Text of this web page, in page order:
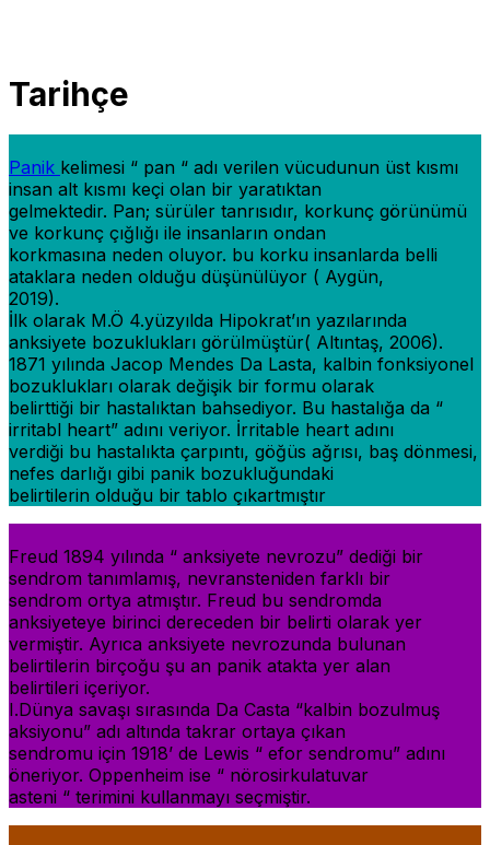
Tarihçe
Panik kelimesi “ pan “ adı verilen vücudunun üst kısmı
insan alt kısmı keçi olan bir yaratıktan
gelmektedir. Pan; sürüler tanrısıdır, korkunç görünümü
ve korkunç çığlığı ile insanların ondan
korkmasına neden oluyor. bu korku insanlarda belli
ataklara neden olduğu düşünülüyor ( Aygün,
2019).
İlk olarak M.Ö 4.yüzyılda Hipokrat’ın yazılarında
anksiyete bozuklukları görülmüştür( Altıntaş, 2006).
1871 yılında Jacop Mendes Da Lasta, kalbin fonksiyonel
bozuklukları olarak değişik bir formu olarak
belirttiği bir hastalıktan bahsediyor. Bu hastalığa da “
irritabl heart” adını veriyor. İrritable heart adını
verdiği bu hastalıkta çarpıntı, göğüs ağrısı, baş dönmesi,
nefes darlığı gibi panik bozukluğundaki
belirtilerin olduğu bir tablo çıkartmıştır
Freud 1894 yılında “ anksiyete nevrozu” dediği bir
sendrom tanımlamış, nevransteniden farklı bir
sendrom ortya atmıştır. Freud bu sendromda
anksiyeteye birinci dereceden bir belirti olarak yer
vermiştir. Ayrıca anksiyete nevrozunda bulunan
belirtilerin birçoğu şu an panik atakta yer alan
belirtileri içeriyor.
I.Dünya savaşı sırasında Da Casta “kalbin bozulmuş
aksiyonu” adı altında takrar ortaya çıkan
sendromu için 1918’ de Lewis “ efor sendromu” adını
öneriyor. Oppenheim ise “ nörosirkulatuvar
asteni “ terimini kullanmayı seçmiştir.